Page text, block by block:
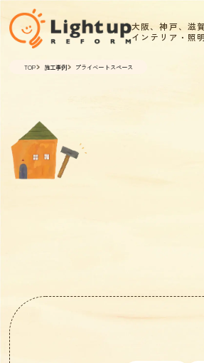
大阪、神戸、滋
インテリア・照
TOP 施工事例 プライベートスペース